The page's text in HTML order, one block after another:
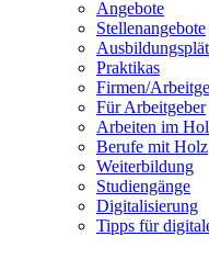
Angebote
Stellenangebote
Praktikas
Firmen/
Für Arbeitgeber
Arbeiten im
Berufe mit Holz
Weiterbildung
Studiengänge
Digitalisierung
Tipps für